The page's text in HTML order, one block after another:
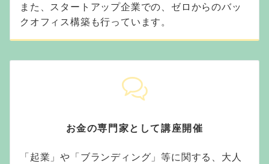
また、スタートアップ企業での、ゼロからのバッ
クオフィス構築も行っています。
お金の専門家として講座開催
「起業」や「ブランディング」等に関する、大人